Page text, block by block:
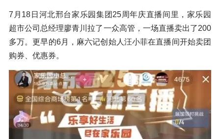
7月18日河北邢台家乐园集团25周年庆直播间里，家乐园
超市公司总经理廖青川拉了一众高管，一场直播卖出了200
多万。更早的6月，麻六记创始人汪小菲在直播间开始卖团
购券、优惠券。